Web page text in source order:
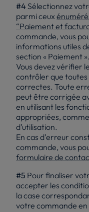
#4 Sélectionnez
parmi ceux
“Paiement et
commande, vous
informations utiles
section « Paiement ».
Vous devez vérifier
contrôler que toutes
correctes. Toute
peut être corrigée
en utilisant les
appropriées,
d’utilisation.
En cas d’erreur
commande, vous
formulaire de
#5 Pour finaliser
accepter les
la case
votre commande en